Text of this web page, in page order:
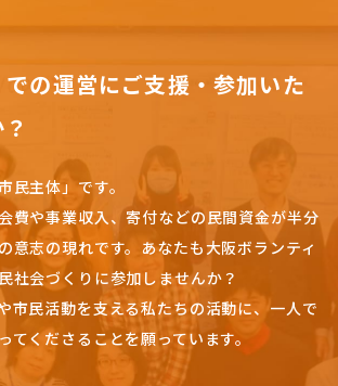
での運営にご支援・参加いた
民主体」です。
費や事業収入、寄付などの民間資金が半分
意志の現れです。 あなたも大阪ボランティ
社会づくりに参加しませんか？
市民活動を支える私たちの活動に、一人で
てくださることを願っています。